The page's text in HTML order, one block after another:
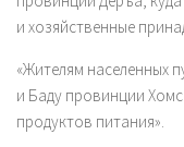
и хозяйственные
«Жителям населенных
и Баду провинции
продуктов питания».